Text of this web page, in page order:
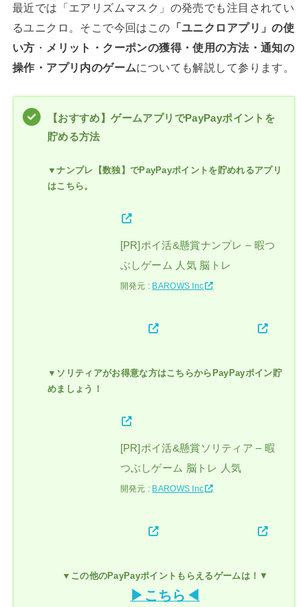
最近では「エアリズムマスク」の発売でも注目されてい
るユニクロ。そこで今回はこの 「ユニクロアプリ」の使
い方 ・ メリット・クーポンの獲得・使用の方法・通知の
操作・アプリ内のゲームについても解説して参ります。
【おすすめ】ゲームアプリでPayPayポイントを
貯める方法
▼ナンプレ【数独】でPayPayポイントを貯めれるアプリ
はこちら。
[PR]ポイ活&懸賞ナンプレ – 暇つ
ぶしゲーム 人気 脳トレ
開発元 : BAROWS Inc
▼ソリティアがお得意な方はこちらからPayPayポイン貯
めましょう！
[PR]ポイ活&懸賞ソリティア – 暇
つぶしゲーム 脳トレ 人気
開発元 : BAROWS Inc
▼この他のPayPayポイントもらえるゲームは！ ▼
▶こちら◀